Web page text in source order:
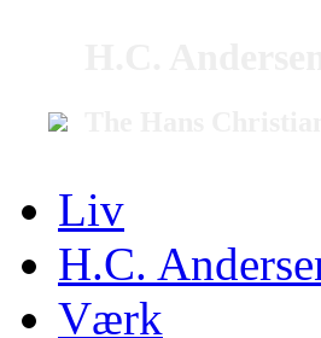
Liv
H.C.
Værk